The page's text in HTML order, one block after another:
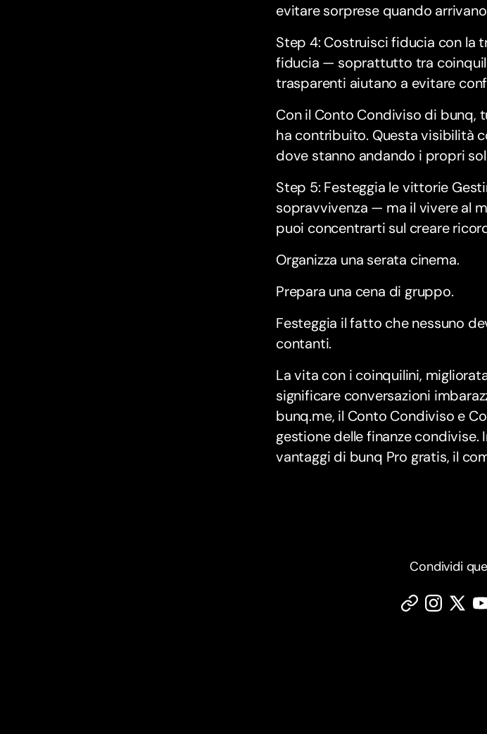
evitare sorprese quando
Step 4: Costruisci fiducia con la
fiducia — soprattutto tra
trasparenti aiutano a evitare
Con il Conto Condiviso di bunq,
ha contribuito. Questa visibilità
dove stanno andando i propri
Step 5: Festeggia le vittorie
sopravvivenza — ma il vivere al
puoi concentrarti sul creare
Organizza una serata cinema.
Prepara una cena di gruppo.
Festeggia il fatto che nessuno
contanti.
La vita con i coinquilini,
significare conversazioni
bunq.me, il Conto Condiviso e
gestione delle finanze
vantaggi di bunq Pro gratis, il
Condividi